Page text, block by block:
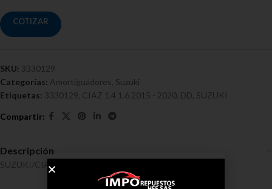
COTIZAR
SKU: 3330129
Categorías: Amortiguadores Suzuki
Etiquetas: 3330129 CIAZ 1.4 1.6 2015 - 2020 DD SUZUKI
Descripción
SUZUKI/CIAZ 1.4, 1.6 2015 – 2020 DD Ref 3330129